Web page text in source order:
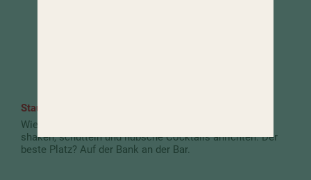
Staunen.
Wie die Könner und Könnerinnen hinter der Bar mixen,
shaken, schütteln und hübsche Cocktails anrichten. Der
beste Platz? Auf der Bank an der Bar.